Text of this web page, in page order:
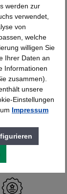
werden zur
verwendet,
von
welche
willigen Sie
Ihrer Daten an
Informationen
zusammen).
unsere
Einstellungen
Impressum